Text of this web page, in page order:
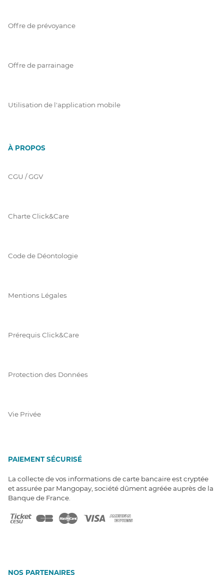
Offre de prévoyance
Offre de parrainage
Utilisation de l'application mobile
À PROPOS
CGU / GGV
Charte Click&Care
Code de Déontologie
Mentions Légales
Prérequis Click&Care
Protection des Données
Vie Privée
PAIEMENT SÉCURISÉ
La collecte de vos informations de carte bancaire est cryptée
et assurée par Mangopay, société dûment agréée auprès de la
Banque de France.
NOS PARTENAIRES